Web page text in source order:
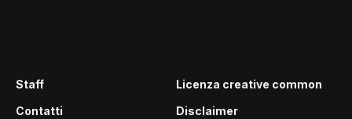
Staff
Contatti
Licenza creative common
Disclaimer